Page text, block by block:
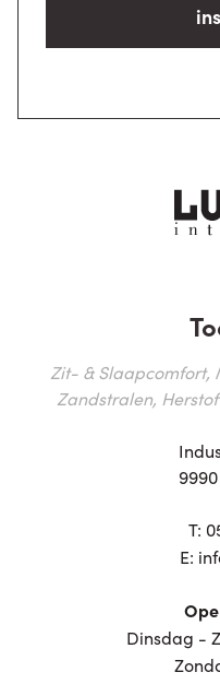
Zit- & Slaapcomfort,
Zandstralen,
T:
E:
Dinsdag -